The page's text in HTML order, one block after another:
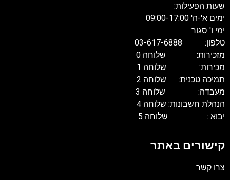
שעות הפעילות:
ימים א'-ה' 09:00-17:00
ימי ו' סגור
טלפון: 03-617-6888
מזכירות: שלוחה 0
מכירות: שלוחה 1
תמיכה טכנית: שלוחה 2
מעבדה: שלוחה 3
הנהלת חשבונות: שלוחה 4
יבוא : שלוחה 5
קישורים באתר
צרו קשר